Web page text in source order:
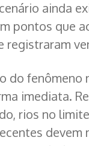
ainda
pontos que
registraram
do fenômeno
imediata.
rios no
devem